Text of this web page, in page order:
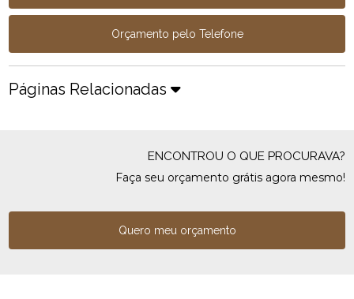
Orçamento pelo Telefone
Páginas Relacionadas
ENCONTROU O QUE PROCURAVA?
Faça seu orçamento grátis agora mesmo!
Quero meu orçamento